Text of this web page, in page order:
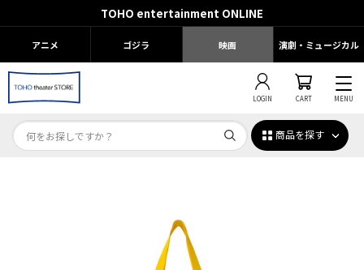
TOHO entertainment ONLINE
アニメ ゴジラ 映画 演劇・ミュージカル
LOGIN CART MENU
商品を探す